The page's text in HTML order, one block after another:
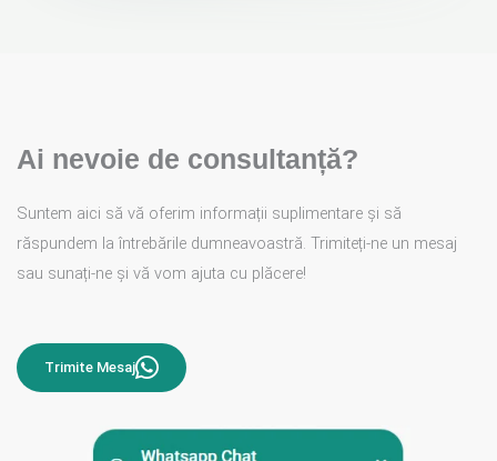
Ai nevoie de consultanță?
Suntem aici să vă oferim informații suplimentare și să
răspundem la întrebările dumneavoastră. Trimiteți-ne un mesaj
sau sunați-ne și vă vom ajuta cu plăcere!
Trimite Mesaj